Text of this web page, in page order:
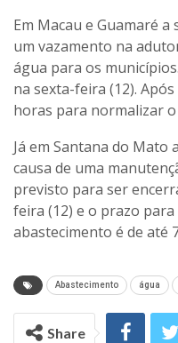
Em Macau e Guamaré
um vazamento na
água para os
na sexta-feira (12).
horas para normalizar
Já em Santana do Mato
causa de uma
previsto para ser
feira (12) e o prazo
abastecimento é de até
Abastecimento água
Share